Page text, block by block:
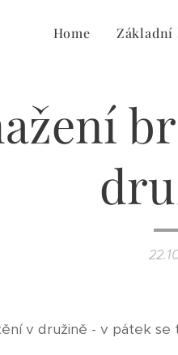
Home Základní
v družině - v pátek se